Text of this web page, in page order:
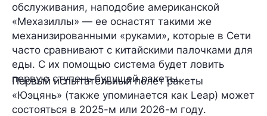
обслуживания, наподобие американской
«Мехазиллы» — ее оснастят такими же
механизированными «руками», которые в Сети
часто сравнивают с китайскими палочками для
еды. С их помощью система будет ловить
первую ступень будущей ракеты.
Первый испытательный полет ракеты
«Юэцянь» (также упоминается как Leap) может
состояться в 2025-м или 2026-м году.